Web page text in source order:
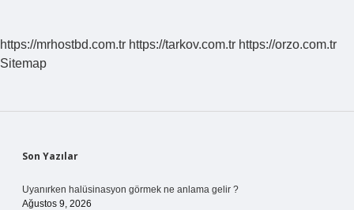
https://mrhostbd.com.tr https://tarkov.com.tr https://orzo.com.tr
Sitemap
Sidebar
Son Yazılar
Uyanırken halüsinasyon görmek ne anlama gelir ?
Ağustos 9, 2026